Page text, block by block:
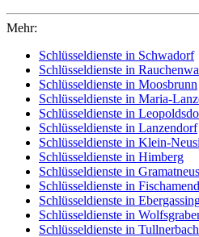
Mehr:
Schlüsseldienste in Schwadorf
Schlüsseldienste in
Schlüsseldienste in Moosbrunn
Schlüsseldienste in Maria-
Schlüsseldienste in
Schlüsseldienste in Lanzendorf
Schlüsseldienste in Klein-
Schlüsseldienste in Himberg
Schlüsseldienste in
Schlüsseldienste in Fischamend
Schlüsseldienste in
Schlüsseldienste in
Schlüsseldienste in Tullnerbach